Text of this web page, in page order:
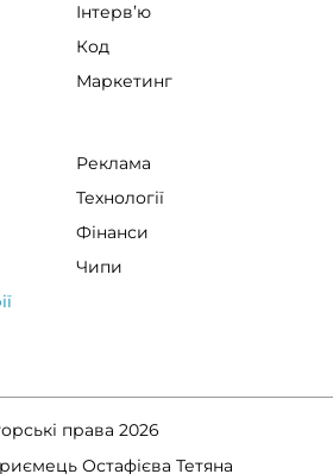
Інтервʼю
Код
Маркетинг
Реклама
Технології
Фінанси
Чипи
права 2026
Остафієва Тетяна